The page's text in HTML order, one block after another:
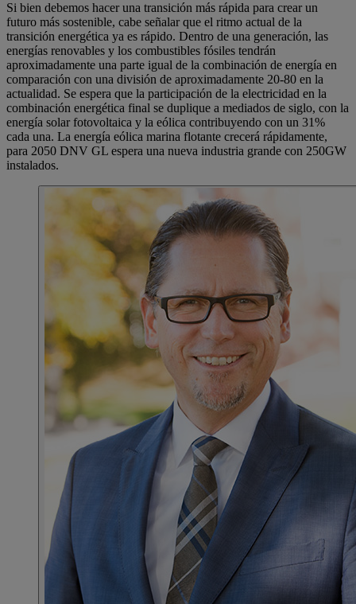
Si bien debemos hacer una transición más rápida para crear un
futuro más sostenible, cabe señalar que el ritmo actual de la
transición energética ya es rápido. Dentro de una generación, las
energías renovables y los combustibles fósiles tendrán
aproximadamente una parte igual de la combinación de energía en
comparación con una división de aproximadamente 20-80 en la
actualidad. Se espera que la participación de la electricidad en la
combinación energética final se duplique a mediados de siglo, con la
energía solar fotovoltaica y la eólica contribuyendo con un 31%
cada una. La energía eólica marina flotante crecerá rápidamente,
para 2050 DNV GL espera una nueva industria grande con 250GW
instalados.